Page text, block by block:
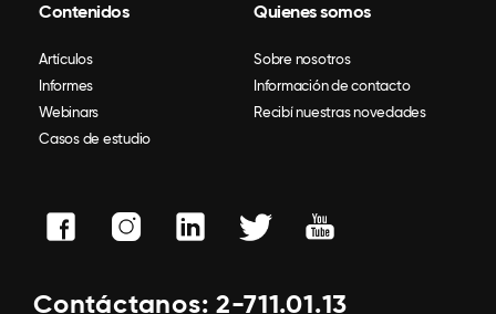
Contenidos
Artículos
Informes
Webinars
Casos de estudio
Quienes somos
Sobre nosotros
Información de contacto
Recibí nuestras novedades
Contáctanos: 2-711.01.13